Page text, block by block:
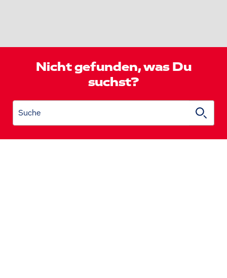
Nicht gefunden, was Du
suchst?
Suche